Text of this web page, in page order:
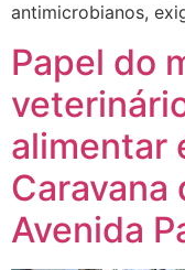
antimicrobianos,
Papel do
alimentar
Caravana
Avenida